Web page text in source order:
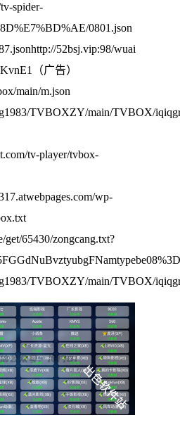
spider-
0801.json
52bsj.vip:98/wuai
（广告）
main/m.json
TVBOXZY/main/TVBOX/
tv-player/tvbox-
wp-
65430/zongcang.txt?
TVBOXZY/main/TVBOX/